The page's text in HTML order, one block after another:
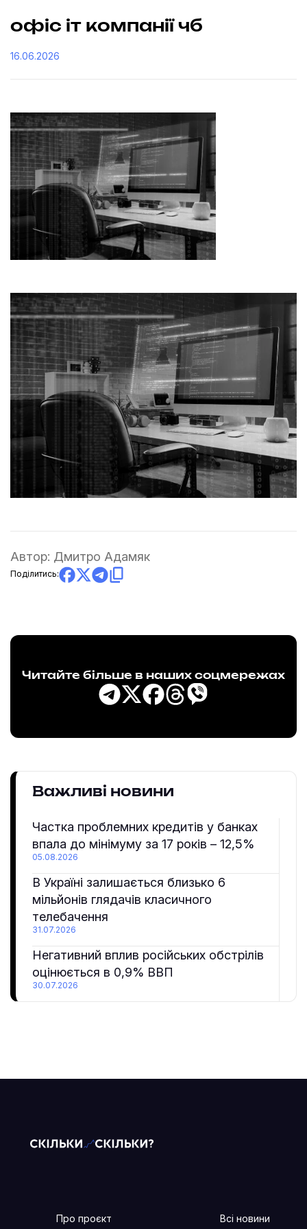
офіс іт компанії чб
16.06.2026
Автор: Дмитро Адамяк
Поділитись:
Читайте більше в наших соцмережах
Важливі новини
Частка проблемних кредитів у банках
впала до мінімуму за 17 років – 12,5%
05.08.2026
В Україні залишається близько 6
мільйонів глядачів класичного
телебачення
31.07.2026
Негативний вплив російських обстрілів
оцінюється в 0,9% ВВП
30.07.2026
Про проєкт
Всі новини